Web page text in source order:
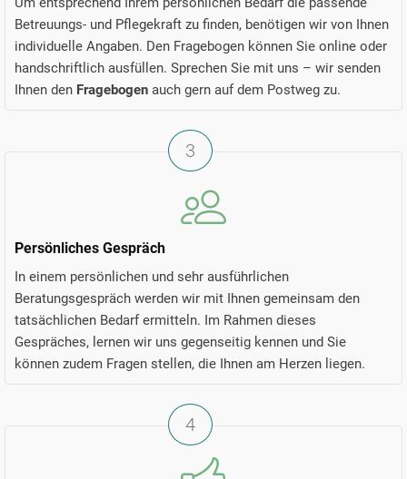
Betreuungs- und Pflegekraft zu finden, benötigen wir von Ihnen
individuelle Angaben. Den Fragebogen können Sie online oder
handschriftlich ausfüllen. Sprechen Sie mit uns – wir senden
Ihnen den Fragebogen auch gern auf dem Postweg zu.
Persönliches Gespräch
In einem persönlichen und sehr ausführlichen
Beratungsgespräch werden wir mit Ihnen gemeinsam den
tatsächlichen Bedarf ermitteln. Im Rahmen dieses
Gespräches, lernen wir uns gegenseitig kennen und Sie
können zudem Fragen stellen, die Ihnen am Herzen liegen.
3
4